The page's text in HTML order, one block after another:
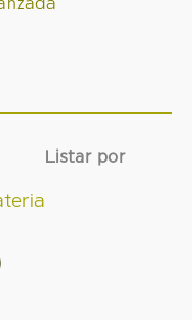
Listar por